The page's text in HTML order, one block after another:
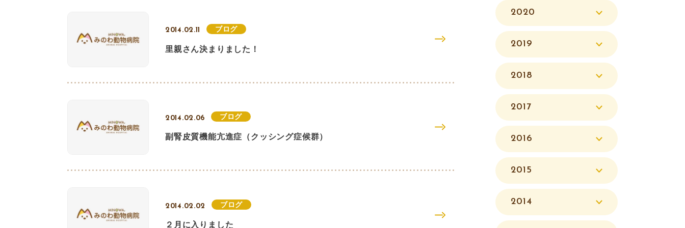
2014.02.11 ブログ
里親さん決まりました！
2014.02.06 ブログ
副腎皮質機能亢進症（クッシング症候群）
2014.02.02 ブログ
２月に入りました
2020
2019
2018
2017
2016
2015
2014